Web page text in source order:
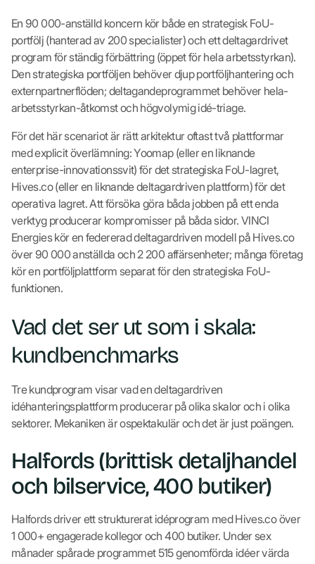
En 90 000-anställd koncern kör både en strategisk FoU-
portfölj (hanterad av 200 specialister) och ett deltagardrivet
program för ständig förbättring (öppet för hela arbetsstyrkan).
Den strategiska portföljen behöver djup portföljhantering och
externpartnerflöden; deltagandeprogrammet behöver hela-
arbetsstyrkan-åtkomst och högvolymig idé-triage.
För det här scenariot är rätt arkitektur oftast två plattformar
med explicit överlämning: Yoomap (eller en liknande
enterprise-innovationssvit) för det strategiska FoU-lagret,
Hives.co (eller en liknande deltagardriven plattform) för det
operativa lagret. Att försöka göra båda jobben på ett enda
verktyg producerar kompromisser på båda sidor. VINCI
Energies kör en federerad deltagardriven modell på Hives.co
över 90 000 anställda och 2 200 affärsenheter; många företag
kör en portföljplattform separat för den strategiska FoU-
funktionen.
Vad det ser ut som i skala:
kundbenchmarks
Tre kundprogram visar vad en deltagardriven
idéhanteringsplattform producerar på olika skalor och i olika
sektorer. Mekaniken är ospektakulär och det är just poängen.
Halfords (brittisk detaljhandel
och bilservice, 400 butiker)
Halfords driver ett strukturerat idéprogram med Hives.co över
1 000+ engagerade kollegor och 400 butiker. Under sex
månader spårade programmet 515 genomförda idéer värda